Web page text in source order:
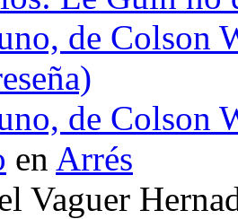
de Colson
de Colson
en Arrés
Vaguer